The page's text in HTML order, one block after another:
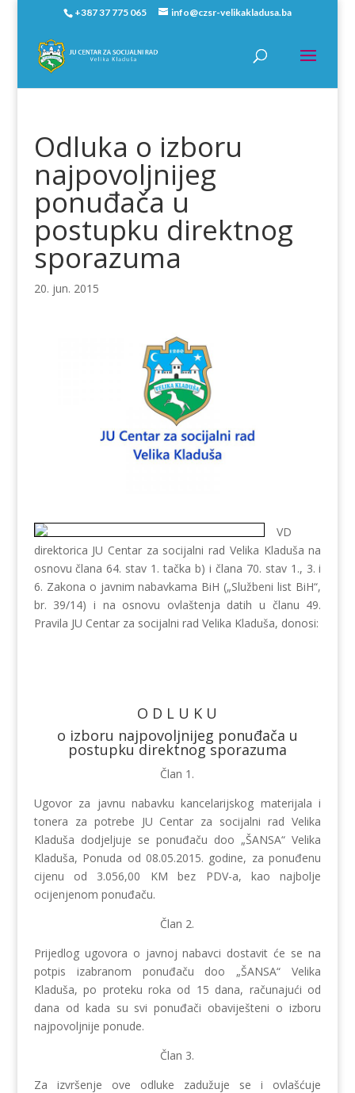
+387 37 775 065 info@czsr-velikakladusa.ba
Odluka o izboru
najpovoljnijeg
ponuđača u
postupku direktnog
sporazuma
20. jun. 2015
VD
direktorica JU Centar za socijalni rad Velika Kladuša na
osnovu člana 64. stav 1. tačka b) i člana 70. stav 1., 3. i
6. Zakona o javnim nabavkama BiH („Službeni list BiH“,
br. 39/14) i na osnovu ovlaštenja datih u članu 49.
Pravila JU Centar za socijalni rad Velika Kladuša, donosi:
O D L U K U
o izboru najpovoljnijeg ponuđača u
postupku direktnog sporazuma
Član 1.
Ugovor za javnu nabavku kancelarijskog materijala i
tonera za potrebe JU Centar za socijalni rad Velika
Kladuša dodjeljuje se ponuđaču doo „ŠANSA“ Velika
Kladuša, Ponuda od 08.05.2015. godine, za ponuđenu
cijenu od 3.056,00 KM bez PDV-a, kao najbolje
ocijenjenom ponuđaču.
Član 2.
Prijedlog ugovora o javnoj nabavci dostavit će se na
potpis izabranom ponuđaču doo „ŠANSA“ Velika
Kladuša, po proteku roka od 15 dana, računajući od
dana od kada su svi ponuđači obaviješteni o izboru
najpovoljnije ponude.
Član 3.
Za izvršenje ove odluke zadužuje se i ovlašćuje